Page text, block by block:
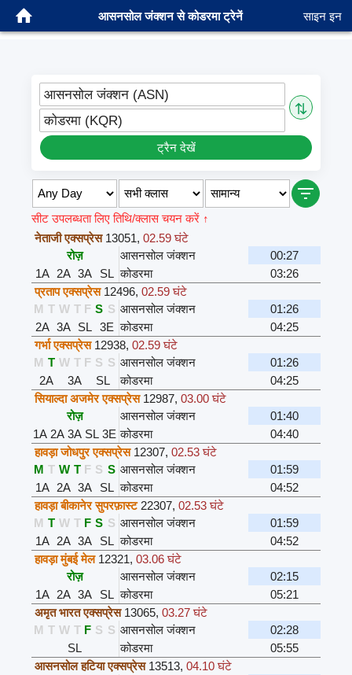
आसनसोल जंक्शन से कोडरमा ट्रेनें साइन इन
आसनसोल जंक्शन (ASN)
⇅
कोडरमा (KQR)
ट्रैन देखें
सीट उपलब्धता लिए तिथि/क्लास चयन करें ↑
नेताजी एक्सप्रेस 13051, 02.59 घंटे
रोज़
आसनसोल जंक्शन
00:27
1A 2A 3A SL कोडरमा
03:26
प्रताप एक्सप्रेस 12496, 02.59 घंटे
M T W T F S S आसनसोल जंक्शन
01:26
2A 3A SL 3E कोडरमा
04:25
गर्भा एक्सप्रेस 12938, 02.59 घंटे
M T W T F S S आसनसोल जंक्शन
01:26
2A
3A SL कोडरमा
04:25
सियाल्दा अजमेर एक्सप्रेस 12987, 03.00 घंटे
रोज़
आसनसोल जंक्शन
01:40
1A 2A 3A SL 3E कोडरमा
04:40
हावड़ा जोधपुर एक्सप्रेस 12307, 02.53 घंटे
M T W T F S S आसनसोल जंक्शन
01:59
1A 2A 3A SL कोडरमा
04:52
हावड़ा बीकानेर सुपरफ़ास्ट 22307, 02.53 घंटे
M T W T F S S आसनसोल जंक्शन
01:59
1A 2A 3A SL कोडरमा
04:52
हावड़ा मुंबई मेल 12321, 03.06 घंटे
रोज़
आसनसोल जंक्शन
02:15
1A 2A 3A SL कोडरमा
05:21
अमृत भारत एक्सप्रेस 13065, 03.27 घंटे
M T W T F S S आसनसोल जंक्शन
02:28
SL
कोडरमा
05:55
आसनसोल हटिया एक्सप्रेस 13513, 04.10 घंटे